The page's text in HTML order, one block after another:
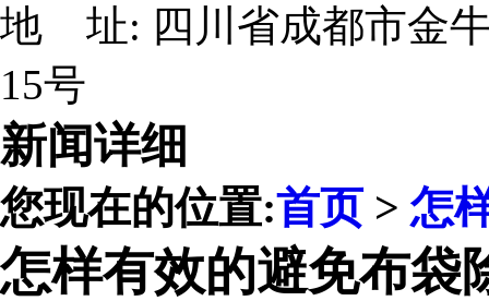
地 址: 四川省成都市金
15号
新闻详细
您现在的位置:首页> 怎
怎样有效的避免布袋